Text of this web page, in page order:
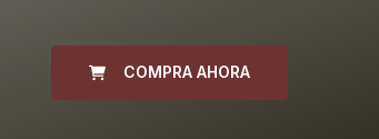
COMPRA AHORA